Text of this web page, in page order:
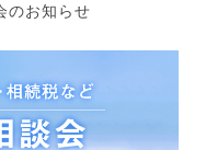
のお知らせ